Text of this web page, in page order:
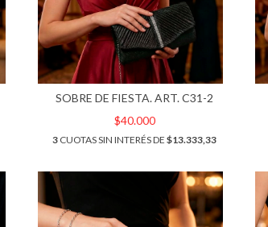
SOBRE DE FIESTA. ART. C31-2
$40.000
3 CUOTAS SIN INTERÉS DE$13.333,33